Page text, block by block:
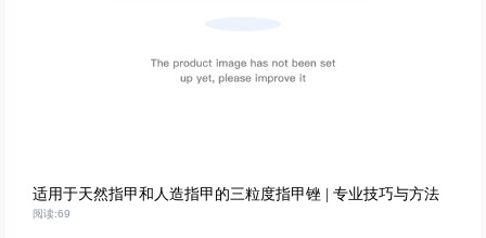
适用于天然指甲和人造指甲的三粒度指甲锉 | 专业技巧与方法
阅读:69